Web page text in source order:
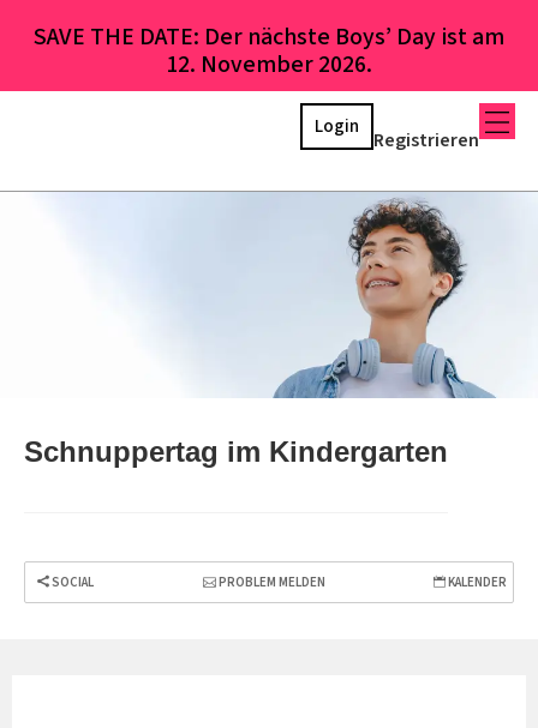
SAVE THE DATE: Der nächste Boys’ Day ist am
12. November 2026.
Registrieren
Login
Schnuppertag im Kindergarten
SOCIAL PROBLEM MELDEN KALENDER